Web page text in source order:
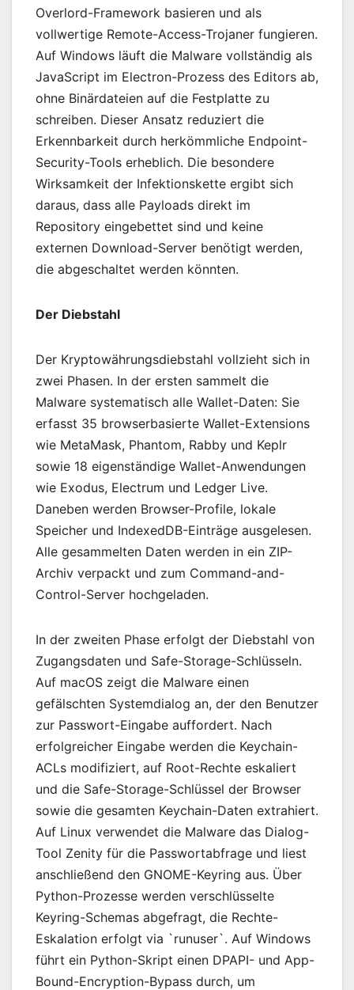
Overlord-Framework basieren und als
vollwertige Remote-Access-Trojaner fungieren.
Auf Windows läuft die Malware vollständig als
JavaScript im Electron-Prozess des Editors ab,
ohne Binärdateien auf die Festplatte zu
schreiben. Dieser Ansatz reduziert die
Erkennbarkeit durch herkömmliche Endpoint-
Security-Tools erheblich. Die besondere
Wirksamkeit der Infektionskette ergibt sich
daraus, dass alle Payloads direkt im
Repository eingebettet sind und keine
externen Download-Server benötigt werden,
die abgeschaltet werden könnten.
Der Diebstahl
Der Kryptowährungsdiebstahl vollzieht sich in
zwei Phasen. In der ersten sammelt die
Malware systematisch alle Wallet-Daten: Sie
erfasst 35 browserbasierte Wallet-Extensions
wie MetaMask, Phantom, Rabby und Keplr
sowie 18 eigenständige Wallet-Anwendungen
wie Exodus, Electrum und Ledger Live.
Daneben werden Browser-Profile, lokale
Speicher und IndexedDB-Einträge ausgelesen.
Alle gesammelten Daten werden in ein ZIP-
Archiv verpackt und zum Command-and-
Control-Server hochgeladen.
In der zweiten Phase erfolgt der Diebstahl von
Zugangsdaten und Safe-Storage-Schlüsseln.
Auf macOS zeigt die Malware einen
gefälschten Systemdialog an, der den Benutzer
zur Passwort-Eingabe auffordert. Nach
erfolgreicher Eingabe werden die Keychain-
ACLs modifiziert, auf Root-Rechte eskaliert
und die Safe-Storage-Schlüssel der Browser
sowie die gesamten Keychain-Daten extrahiert.
Auf Linux verwendet die Malware das Dialog-
Tool Zenity für die Passwortabfrage und liest
anschließend den GNOME-Keyring aus. Über
Python-Prozesse werden verschlüsselte
Keyring-Schemas abgefragt, die Rechte-
Eskalation erfolgt via `runuser`. Auf Windows
führt ein Python-Skript einen DPAPI- und App-
Bound-Encryption-Bypass durch, um